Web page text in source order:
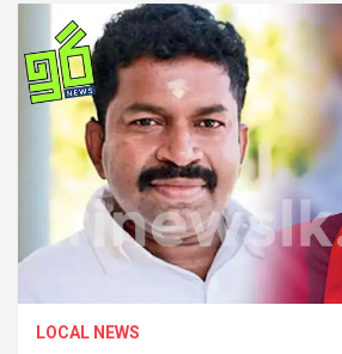
LOCAL NEWS